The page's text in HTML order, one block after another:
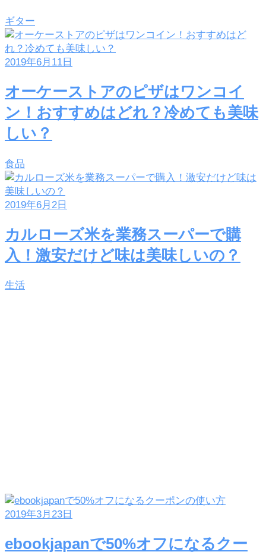
ギター
2019年6月11日
オーケーストアのピザはワンコイ
ン！おすすめはどれ？冷めても美味
しい？
食品
2019年6月2日
カルローズ米を業務スーパーで購
入！激安だけど味は美味しいの？
生活
2019年3月23日
ebookjapanで50%オフになるクー